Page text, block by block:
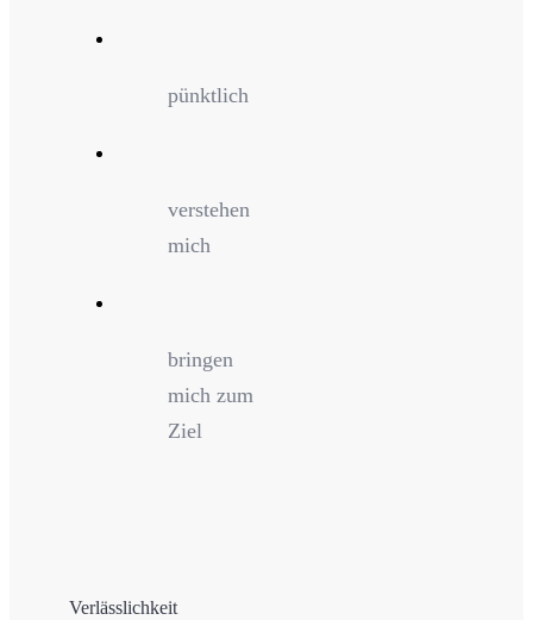
pünktlich
verstehen
mich
bringen
mich zum
Ziel
Verlässlichkeit